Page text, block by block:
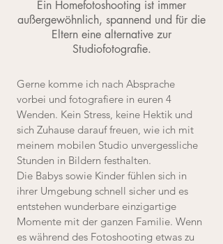
Ein Homefotoshooting ist immer
außergewöhnlich, spannend und für die
Eltern eine alternative zur
Studiofotografie.
Gerne komme ich nach Absprache
vorbei und fotografiere in euren 4
Wenden. Kein Stress, keine Hektik und
sich Zuhause darauf freuen, wie ich mit
meinem mobilen Studio unvergessliche
Stunden in Bildern festhalten.
Die Babys sowie Kinder fühlen sich in
ihrer Umgebung schnell sicher und es
entstehen wunderbare einzigartige
Momente mit der ganzen Familie. Wenn
es während des Fotoshooting etwas zu